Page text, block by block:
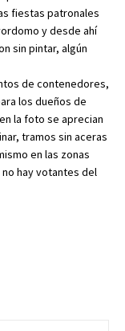
fiestas patronales
y desde ahí
sin pintar, algún
de contenedores,
los dueños de
la foto se aprecian
tramos sin aceras
en las zonas
hay votantes del